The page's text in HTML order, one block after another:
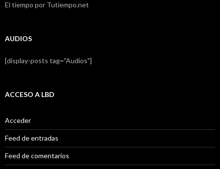
El tiempo por Tutiempo.net
AUDIOS
[display-posts tag="Audios"]
ACCESO A LBD
Acceder
Feed de entradas
Feed de comentarios